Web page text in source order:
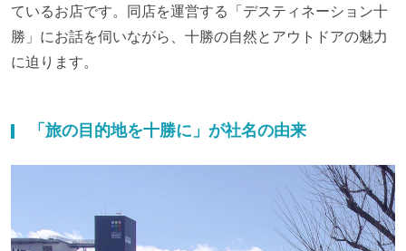
ているお店です。同店を運営する「デスティネーション十
勝」にお話を伺いながら、十勝の自然とアウトドアの魅力
に迫ります。
「旅の目的地を十勝に」が社名の由来